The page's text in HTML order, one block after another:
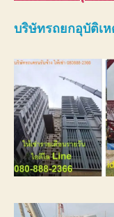
บริษัทรถยกอุบัติเ